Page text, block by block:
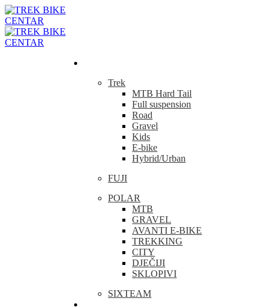
Trek
MTB Hard Tail
Full suspension
Road
Gravel
Kids
E-bike
Hybrid/Urban
FUJI
POLAR
MTB
GRAVEL
AVANTI E-BIKE
TREKKING
CITY
DJEČIJI
SKLOPIVI
SIXTEAM